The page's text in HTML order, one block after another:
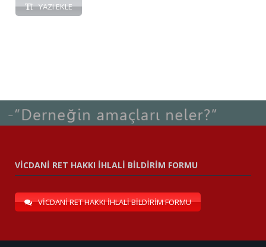
YAZI EKLE
VİCDANİ RET HAKKI İHLALİ BİLDİRİM FORMU
VİCDANİ RET HAKKI İHLALİ BİLDİRİM FORMU